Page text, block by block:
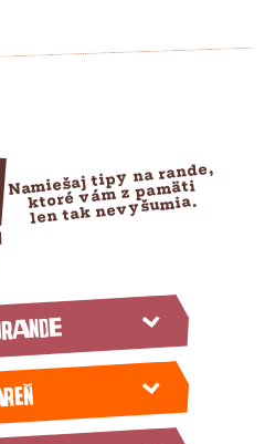
Namiešaj tipy na rande,
ktoré vám z pamäti
len tak nevyšumia.